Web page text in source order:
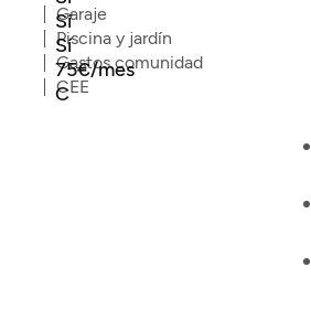
Garaje
Sí
Piscina y jardín
Sí
Gastos comunidad
75€/mes
CEE
C